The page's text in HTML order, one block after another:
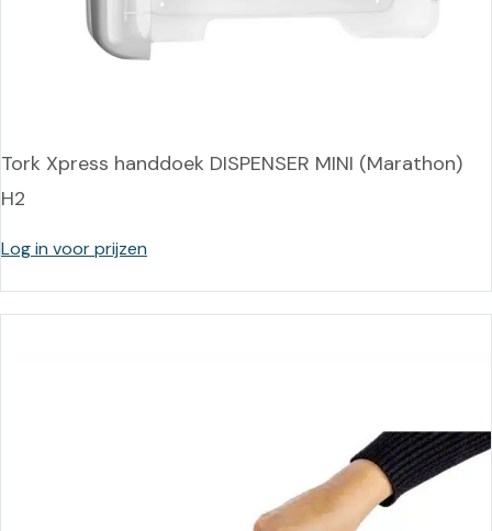
Tork Xpress handdoek DISPENSER MINI (Marathon)
H2
Log in voor prijzen